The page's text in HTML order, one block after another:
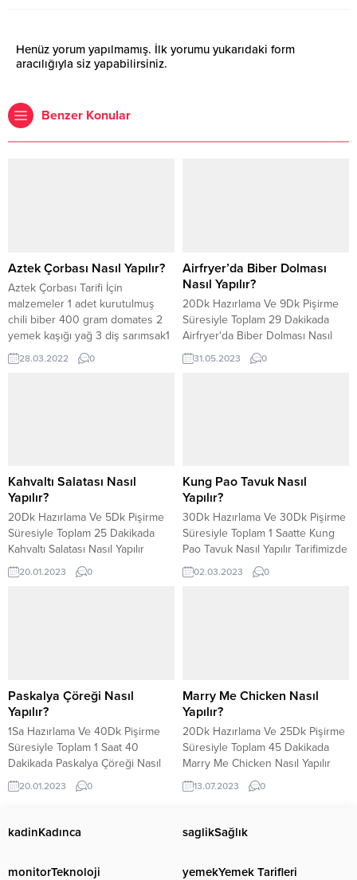
Henüz yorum yapılmamış. İlk yorumu yukarıdaki form
aracılığıyla siz yapabilirsiniz.
Benzer Konular
Aztek Çorbası Nasıl Yapılır?
Aztek Çorbası Tarifi İçin
malzemeler 1 adet kurutulmuş
chili biber 400 gram domates 2
yemek kaşığı yağ 3 diş sarımsak1
orta boy soğan8 su ...
28.03.2022 0
Airfryer’da Biber Dolması
Nasıl Yapılır?
20Dk Hazırlama Ve 9Dk Pişirme
Süresiyle Toplam 29 Dakikada
Airfryer'da Biber Dolması Nasıl
Yapılır Tarifimizde Görün.
31.05.2023 0
Kahvaltı Salatası Nasıl
Yapılır?
20Dk Hazırlama Ve 5Dk Pişirme
Süresiyle Toplam 25 Dakikada
Kahvaltı Salatası Nasıl Yapılır
Tarifimizde Görün.
20.01.2023 0
Kung Pao Tavuk Nasıl
Yapılır?
30Dk Hazırlama Ve 30Dk Pişirme
Süresiyle Toplam 1 Saatte Kung
Pao Tavuk Nasıl Yapılır Tarifimizde
Görün.
02.03.2023 0
Paskalya Çöreği Nasıl
Yapılır?
1Sa Hazırlama Ve 40Dk Pişirme
Süresiyle Toplam 1 Saat 40
Dakikada Paskalya Çöreği Nasıl
Yapılır Tarifimizde Görün.
20.01.2023 0
Marry Me Chicken Nasıl
Yapılır?
20Dk Hazırlama Ve 25Dk Pişirme
Süresiyle Toplam 45 Dakikada
Marry Me Chicken Nasıl Yapılır
Tarifimizde Görün.
13.07.2023 0
kadinKadınca saglikSağlık
monitorTeknoloji yemekYemek Tarifleri